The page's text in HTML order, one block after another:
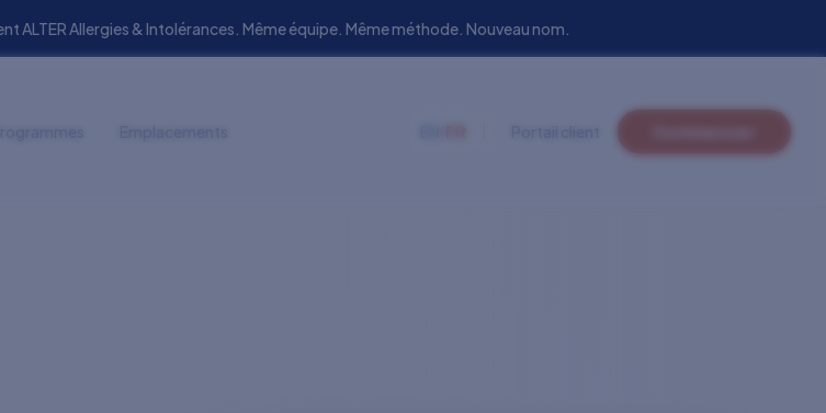
ALTER Allergies & Intolérances. Même équipe. Même méthode. Nouveau nom.